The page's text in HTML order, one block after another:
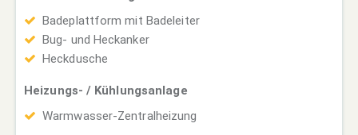
Badeplattform mit Badeleiter
Bug- und Heckanker
Heckdusche
Heizungs- / Kühlungsanlage
Warmwasser-Zentralheizung